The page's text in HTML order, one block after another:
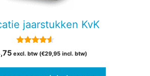
jaarstukken KvK
4.38
van 5
excl. btw (€29,95incl. btw)